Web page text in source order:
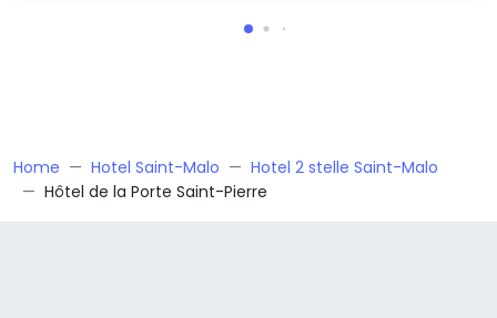
Home Hotel Saint-Malo
Hotel 2 stelle Saint-Malo
Hôtel de la Porte Saint-Pierre